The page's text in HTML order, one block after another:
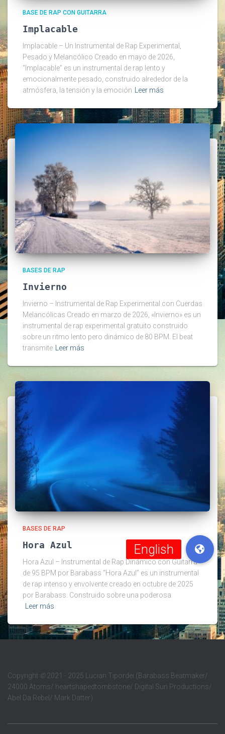
BASE DE RAP CON GUITARRA
Implacable
Implacable – Un Instrumental de Rap Experimental,
Pesado y Melancólico Creado en mayo de 2026,
“Implacable” es un instrumental de rap lento y
emocionalmente pesado, construido alrededor de la
atmósfera, la tensión y la emoción
Leer más
BASES DE RAP
Invierno
Invierno – Instrumental de Rap Experimental con Cuerdas
Melancólicas Creado en marzo de 2026, «Invierno» es un
instrumental de rap experimental gratuito construido
sobre un ritmo lento pero dinámico de 80 BPM. El beat
transmite Leer más
BASES DE RAP
Hora Azul
Hora Azul – Instrumental de Rap Dinámico con Guitarra
de 95 BPM por Barabass “Hora Azul” es un instrumental
de rap intenso y envolvente creado en octubre de 2025
por Barabass. Construido sobre una poderosa
Leer más
Copyright ©2021 - 2025 Lucian Tipordei (Barabass Beatmaker/
24000 Atoms/ heartshapedtombstone/ Digital Sun Productions/
Abel Da Rebel/ Mark Datter)